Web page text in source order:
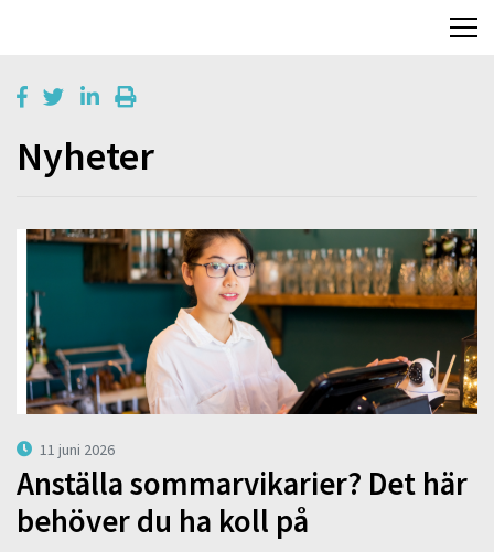
Nyheter
11 juni 2026
Anställa sommarvikarier? Det här
behöver du ha koll på